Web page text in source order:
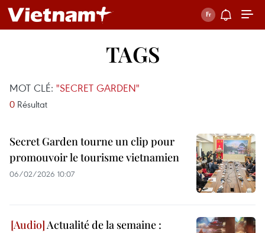
TAGS
MOT CLÉ: "SECRET GARDEN"
0 Résultat
Secret Garden tourne un clip pour
promouvoir le tourisme vietnamien
06/02/2026 10:07
Actualité de la semaine :